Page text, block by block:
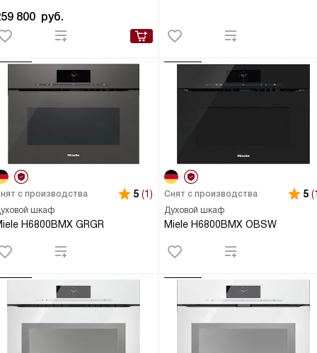
800 руб.
шкаф
H6800BMX GRGR
с производства 5 (1)
Духовой шкаф
Miele H6800BMX OBSW
Снят с производства 5